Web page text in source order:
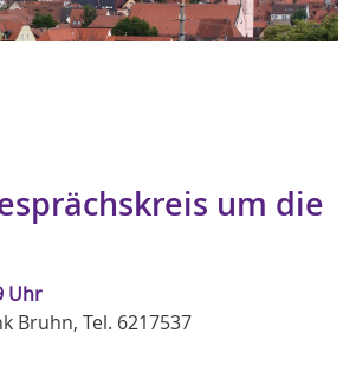
um die
Uhr
Bruhn, Tel. 6217537